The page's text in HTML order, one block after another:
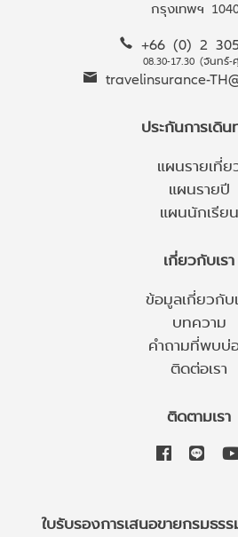
กรุงเทพฯ
+66 (0) 2
08.30-17.30 (จันทร์-
travelinsurance-
ประกันการเดิน
แผนรายเที่ย
แผนรายปี
แผนนักเรียน
เกี่ยวกับเรา
ข้อมูลเกี่ยวกับ
บทความ
คำถามที่พบบ่
ติดต่อเรา
ติดตามเรา
ใบรับรองการเสนอขายกรมธร